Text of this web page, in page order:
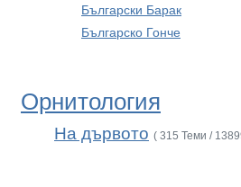
Български Барак
Българско Гонче
Орнитология
На дървото ( 315 Теми /